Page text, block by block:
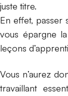
juste titre.
En effet, passer
vous épargne
leçons
Vous n’aurez
travaillant